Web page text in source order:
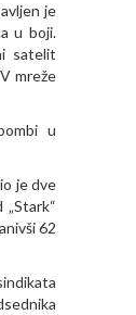
je
u boji.
satelit
mreže
u
je dve
62